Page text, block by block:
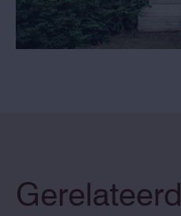
Gerelateerd